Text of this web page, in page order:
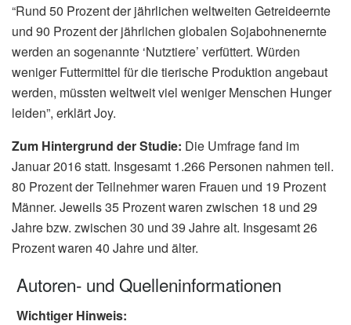
“Rund 50 Prozent der jährlichen weltweiten Getreideernte
und 90 Prozent der jährlichen globalen Sojabohnenernte
werden an sogenannte ‘Nutztiere’ verfüttert. Würden
weniger Futtermittel für die tierische Produktion angebaut
werden, müssten weltweit viel weniger Menschen Hunger
leiden”, erklärt Joy.
Zum Hintergrund der Studie: Die Umfrage fand im
Januar 2016 statt. Insgesamt 1.266 Personen nahmen teil.
80 Prozent der Teilnehmer waren Frauen und 19 Prozent
Männer. Jeweils 35 Prozent waren zwischen 18 und 29
Jahre bzw. zwischen 30 und 39 Jahre alt. Insgesamt 26
Prozent waren 40 Jahre und älter.
Autoren- und Quelleninformationen
Wichtiger Hinweis: